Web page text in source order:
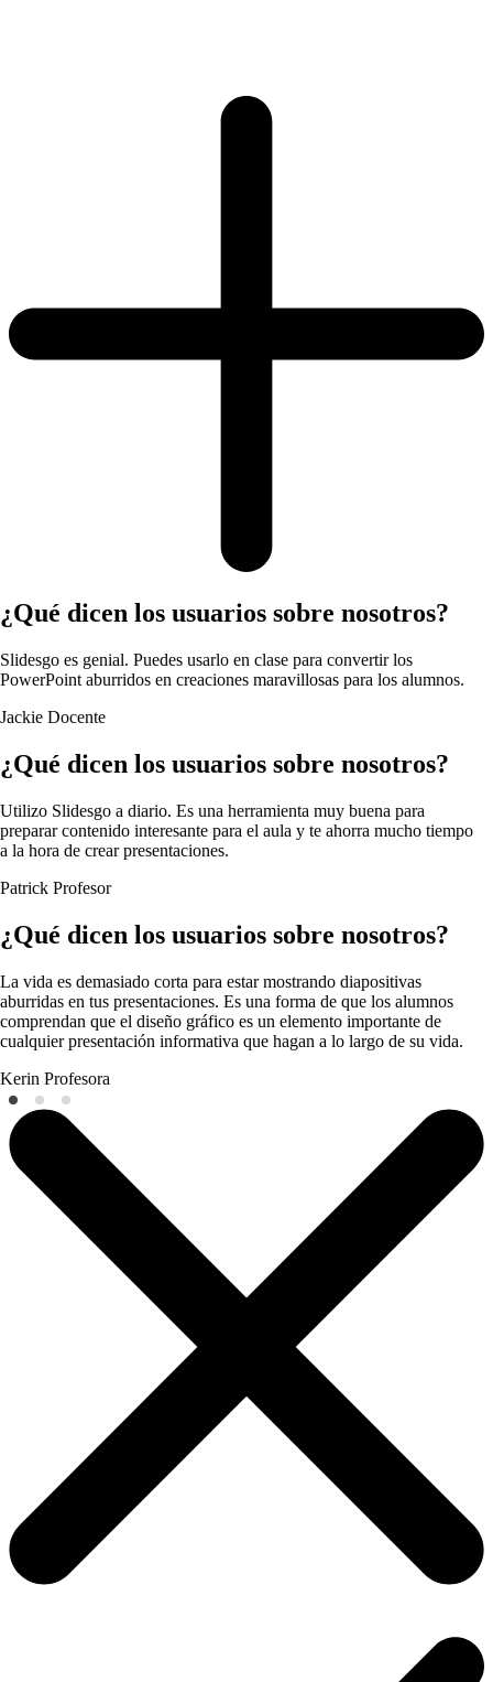
¿Qué dicen los usuarios sobre nosotros?
Slidesgo es genial. Puedes usarlo en clase para convertir los
PowerPoint aburridos en creaciones maravillosas para los alumnos.
Jackie Docente
¿Qué dicen los usuarios sobre nosotros?
Utilizo Slidesgo a diario. Es una herramienta muy buena para
preparar contenido interesante para el aula y te ahorra mucho tiempo
a la hora de crear presentaciones.
Patrick Profesor
¿Qué dicen los usuarios sobre nosotros?
La vida es demasiado corta para estar mostrando diapositivas
aburridas en tus presentaciones. Es una forma de que los alumnos
comprendan que el diseño gráfico es un elemento importante de
cualquier presentación informativa que hagan a lo largo de su vida.
Kerin Profesora